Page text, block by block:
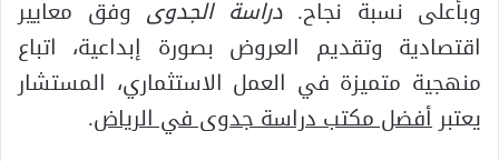
وبأعلى نسبة نجاح.دراسة الجدوى وفق معايير
اقتصادية وتقديم العروض بصورة إبداعية، اتباع
منهجية متميزة في العمل الاستثماري، المستشار
يعتبرأفضل مكتب دراسة جدوى في الرياض.